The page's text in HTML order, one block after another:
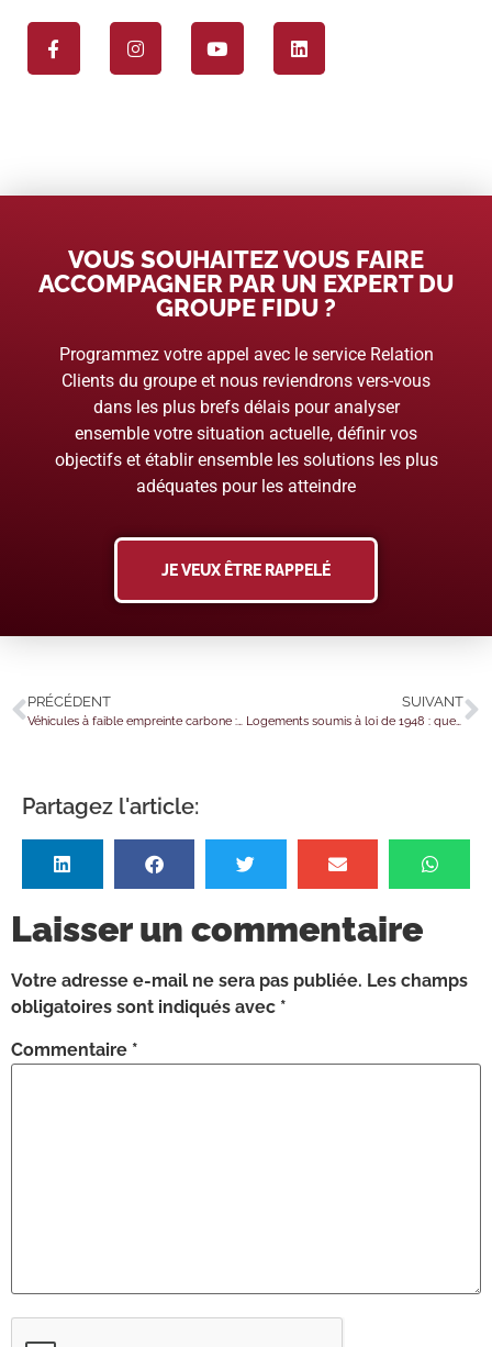
VOUS SOUHAITEZ VOUS FAIRE
ACCOMPAGNER PAR UN EXPERT DU
GROUPE FIDU ?
Programmez votre appel avec le service Relation
Clients du groupe et nous reviendrons vers-vous
dans les plus brefs délais pour analyser
ensemble votre situation actuelle, définir vos
objectifs et établir ensemble les solutions les plus
adéquates pour les atteindre
JE VEUX ÊTRE RAPPELÉ
PRÉCÉDENT
Véhicules à faible empreinte carbone : ça se précise !
SUIVANT
Logements soumis à loi de 1948 : quelle revalorisation pour 2025 ?
Partagez l'article:
Laisser un commentaire
Votre adresse e-mail ne sera pas publiée. Les champs
obligatoires sont indiqués avec *
Commentaire *